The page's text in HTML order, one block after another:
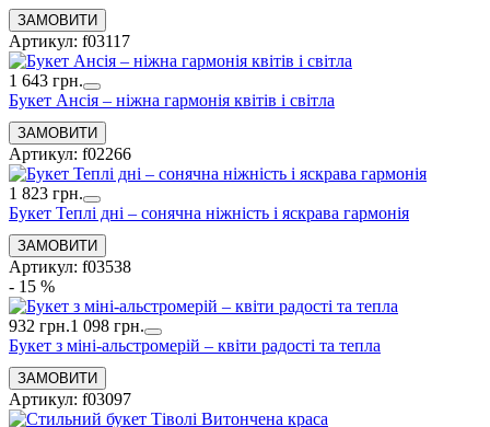
Артикул: f03117
1 643 грн.
Букет Ансія – ніжна гармонія квітів і світла
Артикул: f02266
1 823 грн.
Букет Теплі дні – сонячна ніжність і яскрава гармонія
Артикул: f03538
- 15 %
932 грн.1 098 грн.
Букет з міні-альстромерій – квіти радості та тепла
Артикул: f03097